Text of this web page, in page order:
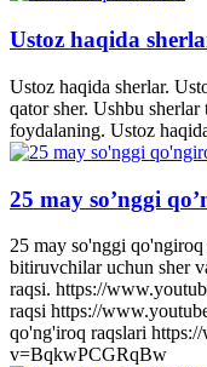
Ustoz haqida
Ustoz haqida sherlar.
qator sher. Ushbu
foydalaning. Ustoz
25 may so’nggi
25 may so'nggi
bitiruvchilar uchun sher
raqsi. https://
raqsi https://
qo'ng'iroq raqslari
v=BqkwPCGRqBw